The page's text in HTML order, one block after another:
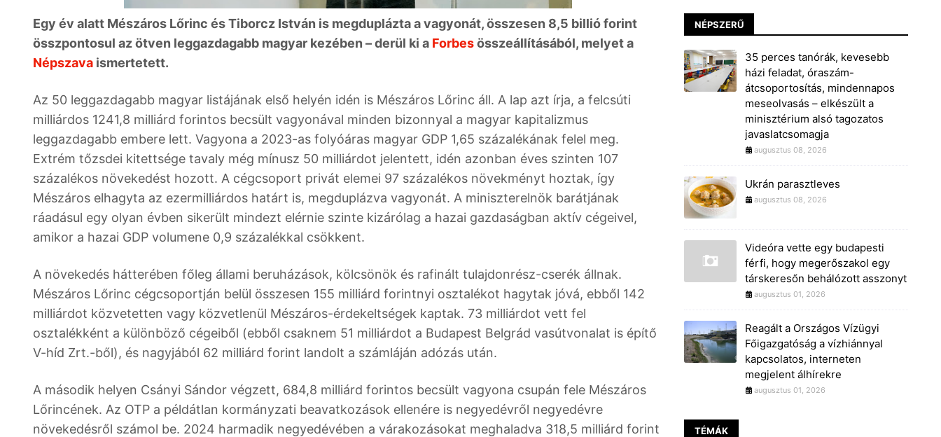
Egy év alatt Mészáros Lőrinc és Tiborcz István is megduplázta a vagyonát, összesen 8,5 billió forint
összpontosul az ötven leggazdagabb magyar kezében – derül ki a Forbesösszeállításából, melyet a
Népszava ismertetett.
Az 50 leggazdagabb magyar listájának első helyén idén is Mészáros Lőrinc áll. A lap azt írja, a felcsúti
milliárdos 1241,8 milliárd forintos becsült vagyonával minden bizonnyal a magyar kapitalizmus
leggazdagabb embere lett. Vagyona a 2023-as folyóáras magyar GDP 1,65 százalékának felel meg.
Extrém tőzsdei kitettsége tavaly még mínusz 50 milliárdot jelentett, idén azonban éves szinten 107
százalékos növekedést hozott. A cégcsoport privát elemei 97 százalékos növekményt hoztak, így
Mészáros elhagyta az ezermilliárdos határt is, megduplázva vagyonát. A miniszterelnök barátjának
ráadásul egy olyan évben sikerült mindezt elérnie szinte kizárólag a hazai gazdaságban aktív cégeivel,
amikor a hazai GDP volumene 0,9 százalékkal csökkent.
A növekedés hátterében főleg állami beruházások, kölcsönök és rafinált tulajdonrész-cserék állnak.
Mészáros Lőrinc cégcsoportján belül összesen 155 milliárd forintnyi osztalékot hagytak jóvá, ebből 142
milliárdot közvetetten vagy közvetlenül Mészáros-érdekeltségek kaptak. 73 milliárdot vett fel
osztalékként a különböző cégeiből (ebből csaknem 51 milliárdot a Budapest Belgrád vasútvonalat is építő
V-híd Zrt.-ből), és nagyjából 62 milliárd forint landolt a számláján adózás után.
A második helyen Csányi Sándor végzett, 684,8 milliárd forintos becsült vagyona csupán fele Mészáros
Lőrincének. Az OTP a példátlan kormányzati beavatkozások ellenére is negyedévről negyedévre
növekedésről számol be. 2024 harmadik negyedévében a várakozásokat meghaladva 318,5 milliárd forint
NÉPSZERŰ
35 perces tanórák, kevesebb
házi feladat, óraszám-
átcsoportosítás, mindennapos
meseolvasás – elkészült a
minisztérium alsó tagozatos
javaslatcsomagja
augusztus 08, 2026
Ukrán parasztleves
augusztus 08, 2026
Videóra vette egy budapesti
férfi, hogy megerőszakol egy
társkeresőn behálózott asszonyt
augusztus 01, 2026
Reagált a Országos Vízügyi
Főigazgatóság a vízhiánnyal
kapcsolatos, interneten
megjelent álhírekre
augusztus 01, 2026
TÉMÁK